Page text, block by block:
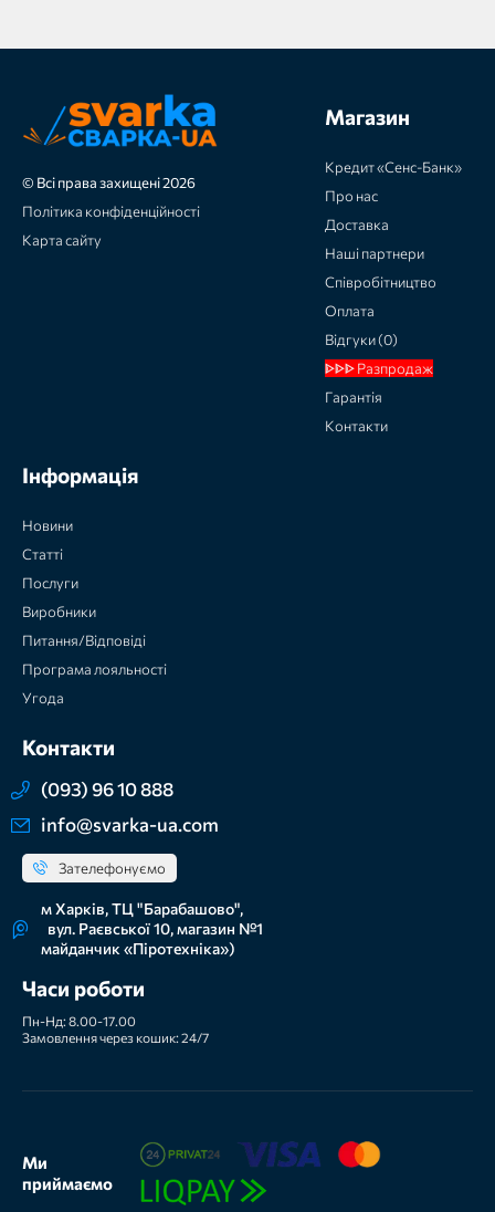
© Всі права захищені 2026
Політика конфіденційності
Карта сайту
Магазин
Кредит «Сенс-Банк»
Про нас
Доставка
Наші партнери
Співробітництво
Оплата
Відгуки (0)
ᐈᐈᐈ Разпродаж
Гарантія
Контакти
Інформація
Новини
Статті
Послуги
Виробники
Питання/Відповіді
Програма лояльності
Угода
Контакти
(093) 96 10 888
info@svarka-ua.com
Зателефонуємо
м Харків, ТЦ "Барабашово",
вул. Раєвської 10, магазин №1
майданчик «Піротехніка»)
Часи роботи
Пн-Нд: 8.00-17.00
Замовлення через кошик: 24/7
Ми
приймаємо